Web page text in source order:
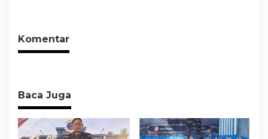
Komentar
Baca Juga